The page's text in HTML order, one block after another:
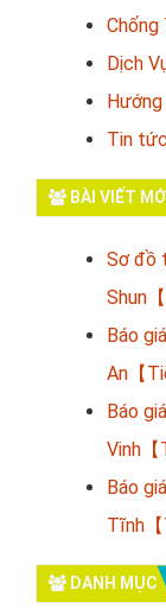
Chống
Dịch
Hướng
Tin tức
BÀI VIẾT MỚI
Sơ đồ
Shun
Báo
An【
Báo
Vinh【
Báo
Tĩnh【
DANH MỤC